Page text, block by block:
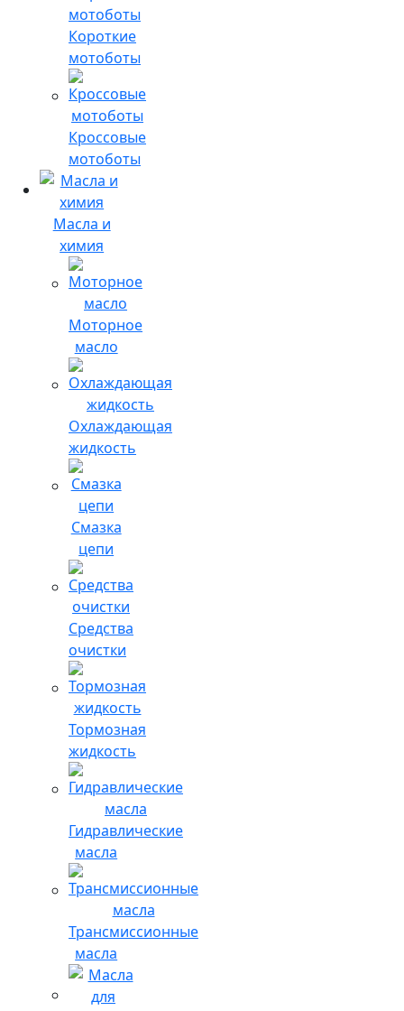
Короткие
мотоботы
Кроссовые
мотоботы
Масла и
химия
Моторное
масло
Охлаждающая
жидкость
Смазка
цепи
Средства
очистки
Тормозная
жидкость
Гидравлические
масла
Трансмиссионные
масла